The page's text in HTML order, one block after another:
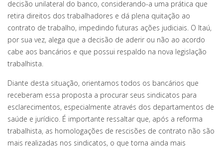
decisão unilateral do banco, considerando-a uma prática que
retira direitos dos trabalhadores e dá plena quitação ao
contrato de trabalho, impedindo futuras ações judiciais. O Itaú,
por sua vez, alega que a decisão de aderir ou não ao acordo
cabe aos bancários e que possui respaldo na nova legislação
trabalhista.
Diante desta situação, orientamos todos os bancários que
receberam essa proposta a procurar seus sindicatos para
esclarecimentos, especialmente através dos departamentos de
saúde e jurídico. É importante ressaltar que, após a reforma
trabalhista, as homologações de rescisões de contrato não são
mais realizadas nos sindicatos, o que torna ainda mais